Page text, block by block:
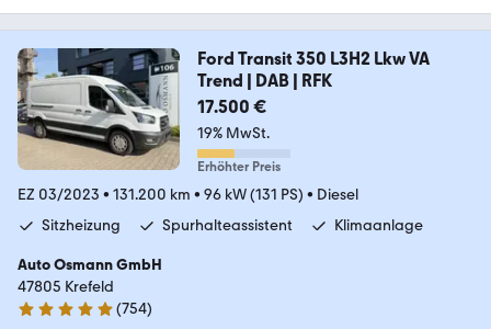
Ford Transit 350 L3H2 Lkw VA
Trend | DAB | RFK
17.500 €
19% MwSt.
Erhöhter Preis
EZ 03/2023 • 131.200 km • 96 kW (131 PS) • Diesel
Sitzheizung
Spurhalteassistent Klimaanlage
Auto Osmann GmbH
47805 Krefeld
4.8 Sterne
(754)